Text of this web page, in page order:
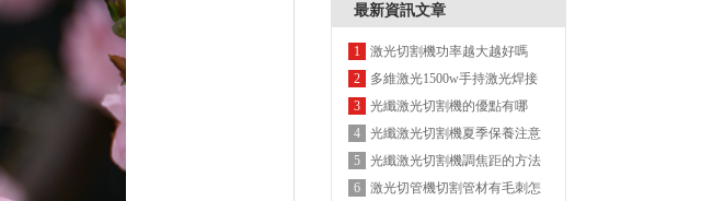
最新資訊文章
1
激光切割機功率越大越好嗎
2
多維激光1500w手持激光焊接
機
3
光纖激光切割機的優點有哪
些？
4
光纖激光切割機夏季保養注意
事項
5
光纖激光切割機調焦距的方法
介紹
6
激光切管機切割管材有毛刺怎